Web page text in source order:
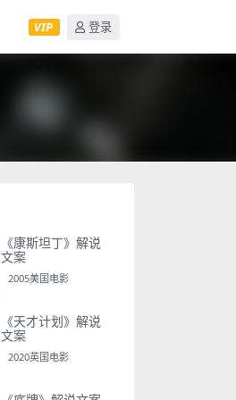
VIP 登录
《康斯坦丁》解说
文案
2005美国电影
《天才计划》解说
文案
2020英国电影